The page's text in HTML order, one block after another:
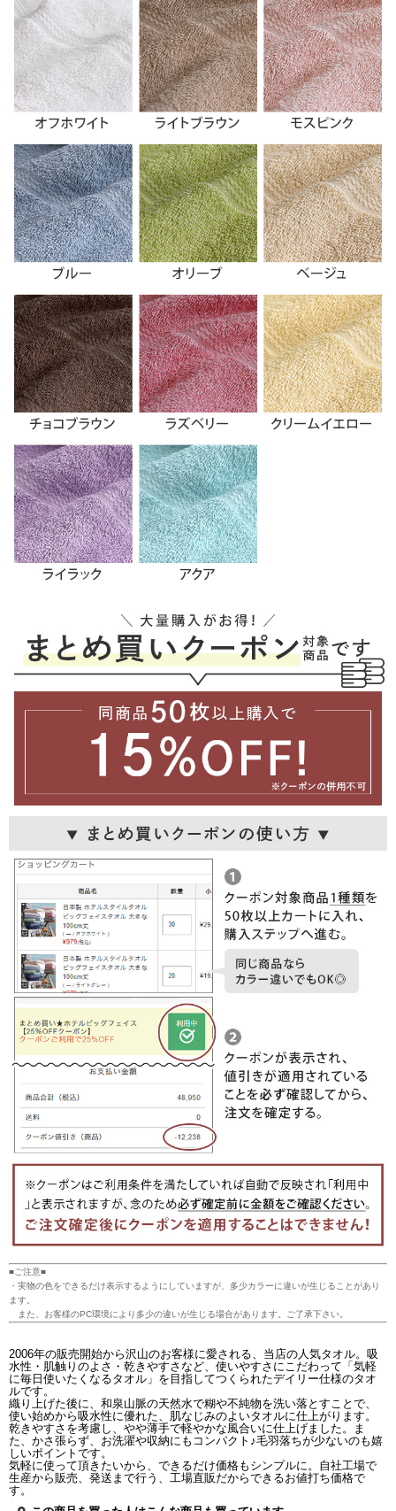
■ご注意■
・実物の色をできるだけ表示するようにしていますが、多少カラーに違いが生じることがあり
ます。
また、お客様のPC環境により多少の違いが生じる場合があります。ご了承下さい。
2006年の販売開始から沢山のお客様に愛される、当店の人気タオル。吸
水性・肌触りのよさ・乾きやすさなど、使いやすさにこだわって「気軽
に毎日使いたくなるタオル」を目指してつくられたデイリー仕様のタオ
ルです。
織り上げた後に、和泉山脈の天然水で糊や不純物を洗い落とすことで、
使い始めから吸水性に優れた、肌なじみのよいタオルに仕上がります。
乾きやすさを考慮し、やや薄手で軽やかな風合いに仕上げました。ま
た、かさ張らず、お洗濯や収納にもコンパクト♪毛羽落ちが少ないのも嬉
しいポイントです。
気軽に使って頂きたいから、できるだけ価格もシンプルに。自社工場で
生産から販売、発送まで行う、工場直販だからできるお値打ち価格で
す。